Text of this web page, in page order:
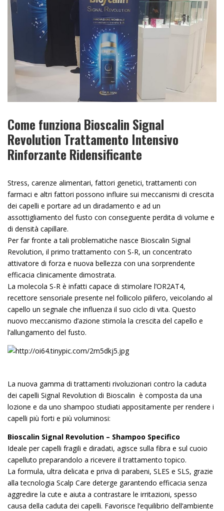
Come funziona Bioscalin Signal
Revolution Trattamento Intensivo
Rinforzante Ridensificante
Stress, carenze alimentari, fattori genetici, trattamenti con
farmaci e altri fattori possono influire sui meccanismi di crescita
dei capelli e portare ad un diradamento e ad un
assottigliamento del fusto con conseguente perdita di volume e
di densità capillare.
Per far fronte a tali problematiche nasce Bioscalin Signal
Revolution, il primo trattamento con S-R, un concentrato
attivatore di forza e nuova bellezza con una sorprendente
efficacia clinicamente dimostrata.
La molecola S-R è infatti capace di stimolare l’OR2AT4,
recettore sensoriale presente nel follicolo pilifero, veicolando al
capello un segnale che influenza il suo ciclo di vita. Questo
nuovo meccanismo d’azione stimola la crescita del capello e
l’allungamento del fusto.
La nuova gamma di trattamenti rivoluzionari contro la caduta
dei capelli Signal Revolution di Bioscalin è composta da una
lozione e da uno shampoo studiati appositamente per rendere i
capelli più forti e più voluminosi:
Bioscalin Signal Revolution – Shampoo Specifico
Ideale per capelli fragili e diradati, agisce sulla fibra e sul cuoio
capelluto preparandolo a ricevere il trattamento topico.
La formula, ultra delicata e priva di parabeni, SLES e SLS, grazie
alla tecnologia Scalp Care deterge garantendo efficacia senza
aggredire la cute e aiuta a contrastare le irritazioni, spesso
causa della caduta dei capelli. Favorisce l’equilibrio dell’ambiente